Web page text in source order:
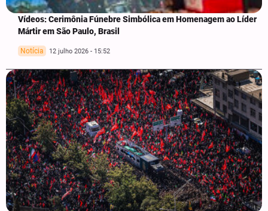
Vídeos: Cerimônia Fúnebre Simbólica em Homenagem ao Líder
Mártir em São Paulo, Brasil
Notícia 12 julho 2026 - 15:52